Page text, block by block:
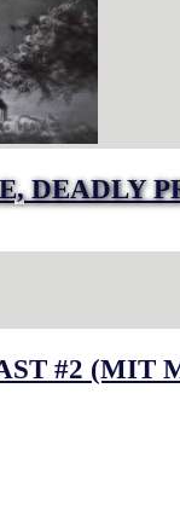
DEADLY
#2 (MIT